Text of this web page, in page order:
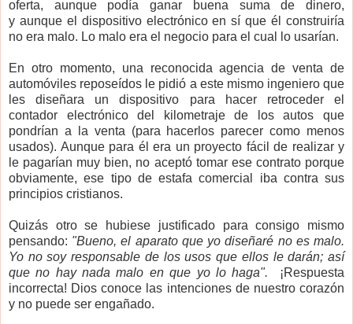
oferta, aunque podía ganar buena suma de dinero,
y aunque el dispositivo electrónico en sí que él construiría
no era malo. Lo malo era el negocio para el cual lo usarían.
En otro momento, una reconocida agencia de venta de
automóviles reposeídos le pidió a este mismo ingeniero que
les diseñara un dispositivo para hacer retroceder el
contador electrónico del kilometraje de los autos que
pondrían a la venta (para hacerlos parecer como menos
usados). Aunque para él era un proyecto fácil de realizar y
le pagarían muy bien, no aceptó tomar ese contrato porque
obviamente, ese tipo de estafa comercial iba contra sus
principios cristianos.
Quizás otro se hubiese justificado para consigo mismo
pensando: "Bueno, el aparato que yo diseñaré no es malo.
Yo no soy responsable de los usos que ellos le darán; así
que no hay nada malo en que yo lo haga". ¡Respuesta
incorrecta! Dios conoce las intenciones de nuestro corazón
y no puede ser engañado.